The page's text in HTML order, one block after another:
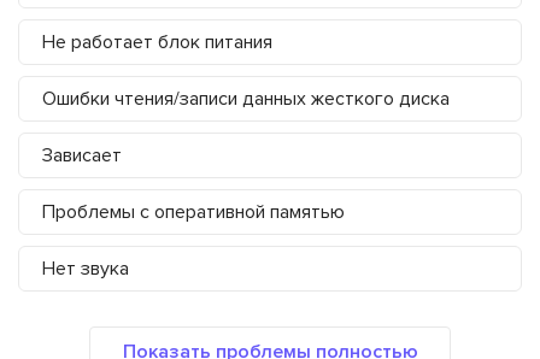
Не работает блок питания
Ошибки чтения/записи данных жесткого диска
Зависает
Проблемы с оперативной памятью
Нет звука